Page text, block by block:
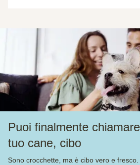
Puoi finalmente
tuo cane, cibo
Sono crocchette, ma è cibo vero e